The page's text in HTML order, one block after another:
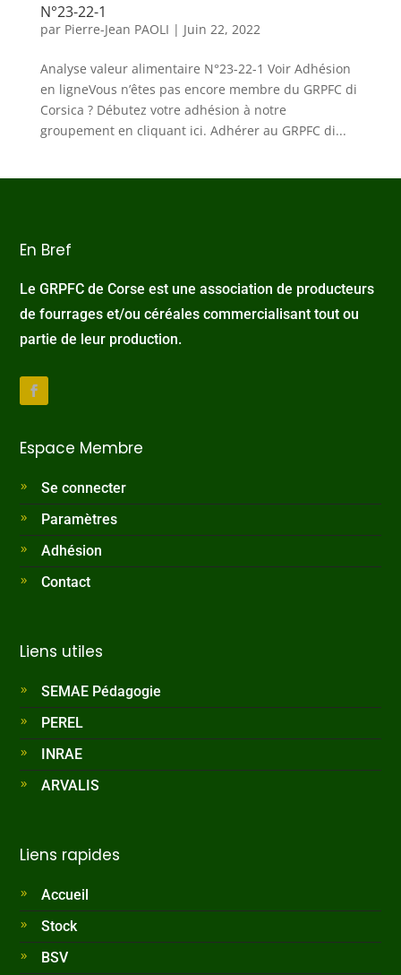
N°23-22-1
par Pierre-Jean PAOLI | Juin 22, 2022
Analyse valeur alimentaire N°23-22-1 Voir Adhésion
en ligneVous n’êtes pas encore membre du GRPFC di
Corsica ? Débutez votre adhésion à notre
groupement en cliquant ici. Adhérer au GRPFC di...
En Bref
Le GRPFC de Corse est une association de producteurs
de fourrages et/ou céréales commercialisant tout ou
partie de leur production.
Espace Membre
Se connecter
Paramètres
Adhésion
Contact
Liens utiles
SEMAE Pédagogie
PEREL
INRAE
ARVALIS
Liens rapides
Accueil
Stock
BSV